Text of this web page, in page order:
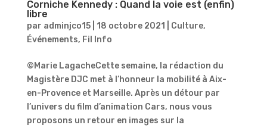
Corniche Kennedy : Quand la voie est (enfin)
libre
par adminjco15| 18 octobre 2021 Culture,
Événements, Fil Info
©Marie LagacheCette semaine, la rédaction du
Magistère DJC met à l’honneur la mobilité à Aix-
en-Provence et Marseille. Après un détour par
l’univers du film d’animation Cars, nous vous
proposons un retour en images sur la